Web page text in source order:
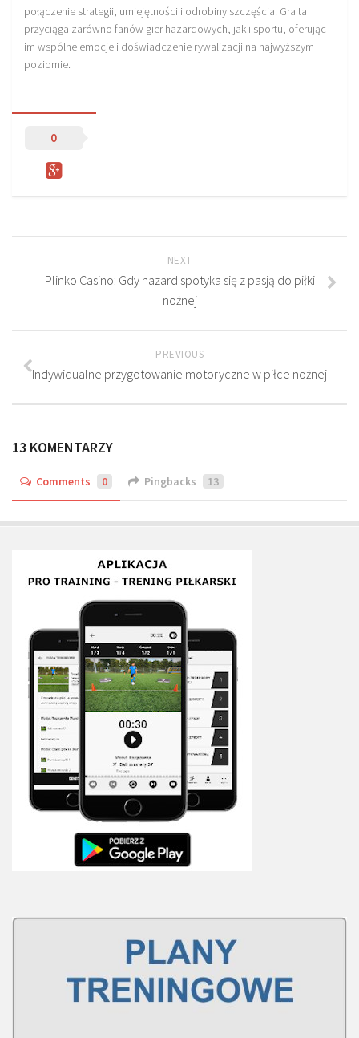
połączenie strategii, umiejętności i odrobiny szczęścia. Gra ta
przyciąga zarówno fanów gier hazardowych, jak i sportu, oferując
im wspólne emocje i doświadczenie rywalizacji na najwyższym
poziomie.
0
NEXT
Plinko Casino: Gdy hazard spotyka się z pasją do piłki
nożnej
PREVIOUS
Indywidualne przygotowanie motoryczne w piłce nożnej
13 KOMENTARZY
Comments 0 Pingbacks 13